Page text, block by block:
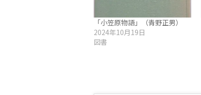
「小笠原物語」（青野正男）
2024年10月19日
図書